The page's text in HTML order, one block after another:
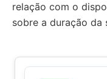
relação com o
sobre a duração da